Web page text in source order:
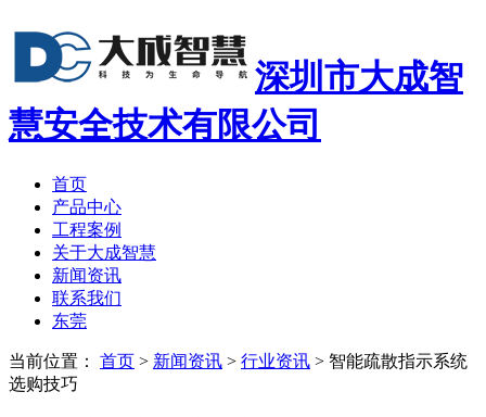
深圳市大成智
慧安全技术有限公司
首页
产品中心
工程案例
关于大成智慧
新闻资讯
联系我们
东莞
当前位置： 首页 > 新闻资讯 > 行业资讯 > 智能疏散指示系统
选购技巧